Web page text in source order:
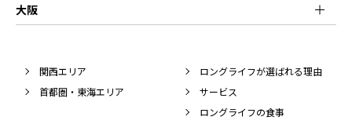
大阪
関西エリア
首都圏・東海エリア
ロングライフが選ばれる理由
サービス
ロングライフの食事